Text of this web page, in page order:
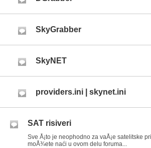
SkyGrabber
SkyNET
providers.ini | skynet.ini
SAT risiveri
Sve Å¡to je neophodno za vaÅ¡e satelitske
moÅ¾ete naći u ovom delu foruma...